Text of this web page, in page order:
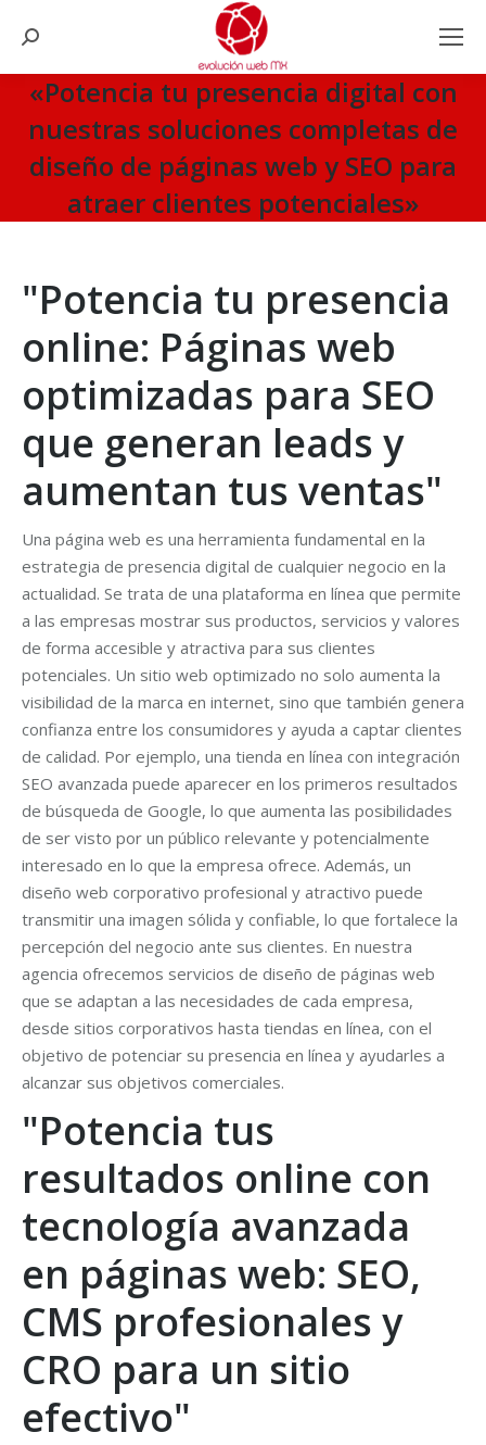
Search:
«Potencia tu presencia digital con
nuestras soluciones completas de
diseño de páginas web y SEO para
atraer clientes potenciales»
"Potencia tu presencia
online: Páginas web
optimizadas para SEO
que generan leads y
aumentan tus ventas"
Una página web es una herramienta fundamental en la
estrategia de presencia digital de cualquier negocio en la
actualidad. Se trata de una plataforma en línea que permite
a las empresas mostrar sus productos, servicios y valores
de forma accesible y atractiva para sus clientes
potenciales. Un sitio web optimizado no solo aumenta la
visibilidad de la marca en internet, sino que también genera
confianza entre los consumidores y ayuda a captar clientes
de calidad. Por ejemplo, una tienda en línea con integración
SEO avanzada puede aparecer en los primeros resultados
de búsqueda de Google, lo que aumenta las posibilidades
de ser visto por un público relevante y potencialmente
interesado en lo que la empresa ofrece. Además, un
diseño web corporativo profesional y atractivo puede
transmitir una imagen sólida y confiable, lo que fortalece la
percepción del negocio ante sus clientes. En nuestra
agencia ofrecemos servicios de diseño de páginas web
que se adaptan a las necesidades de cada empresa,
desde sitios corporativos hasta tiendas en línea, con el
objetivo de potenciar su presencia en línea y ayudarles a
alcanzar sus objetivos comerciales.
"Potencia tus
resultados online con
tecnología avanzada
en páginas web: SEO,
CMS profesionales y
CRO para un sitio
efectivo"